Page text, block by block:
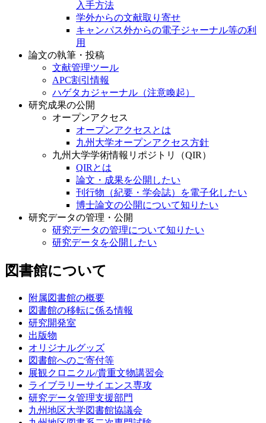
入手方法
学外からの文献取り寄せ
キャンパス外からの電子ジャーナル等の利
用
論文の執筆・投稿
文献管理ツール
APC割引情報
ハゲタカジャーナル（注意喚起）
研究成果の公開
オープンアクセス
オープンアクセスとは
九州大学オープンアクセス方針
九州大学学術情報リポジトリ（QIR）
QIRとは
論文・成果を公開したい
刊行物（紀要・学会誌）を電子化したい
博士論文の公開について知りたい
研究データの管理・公開
研究データの管理について知りたい
研究データを公開したい
図書館について
附属図書館の概要
図書館の移転に係る情報
研究開発室
出版物
オリジナルグッズ
図書館へのご寄付等
展観クロニクル/貴重文物講習会
ライブラリーサイエンス専攻
研究データ管理支援部門
九州地区大学図書館協議会